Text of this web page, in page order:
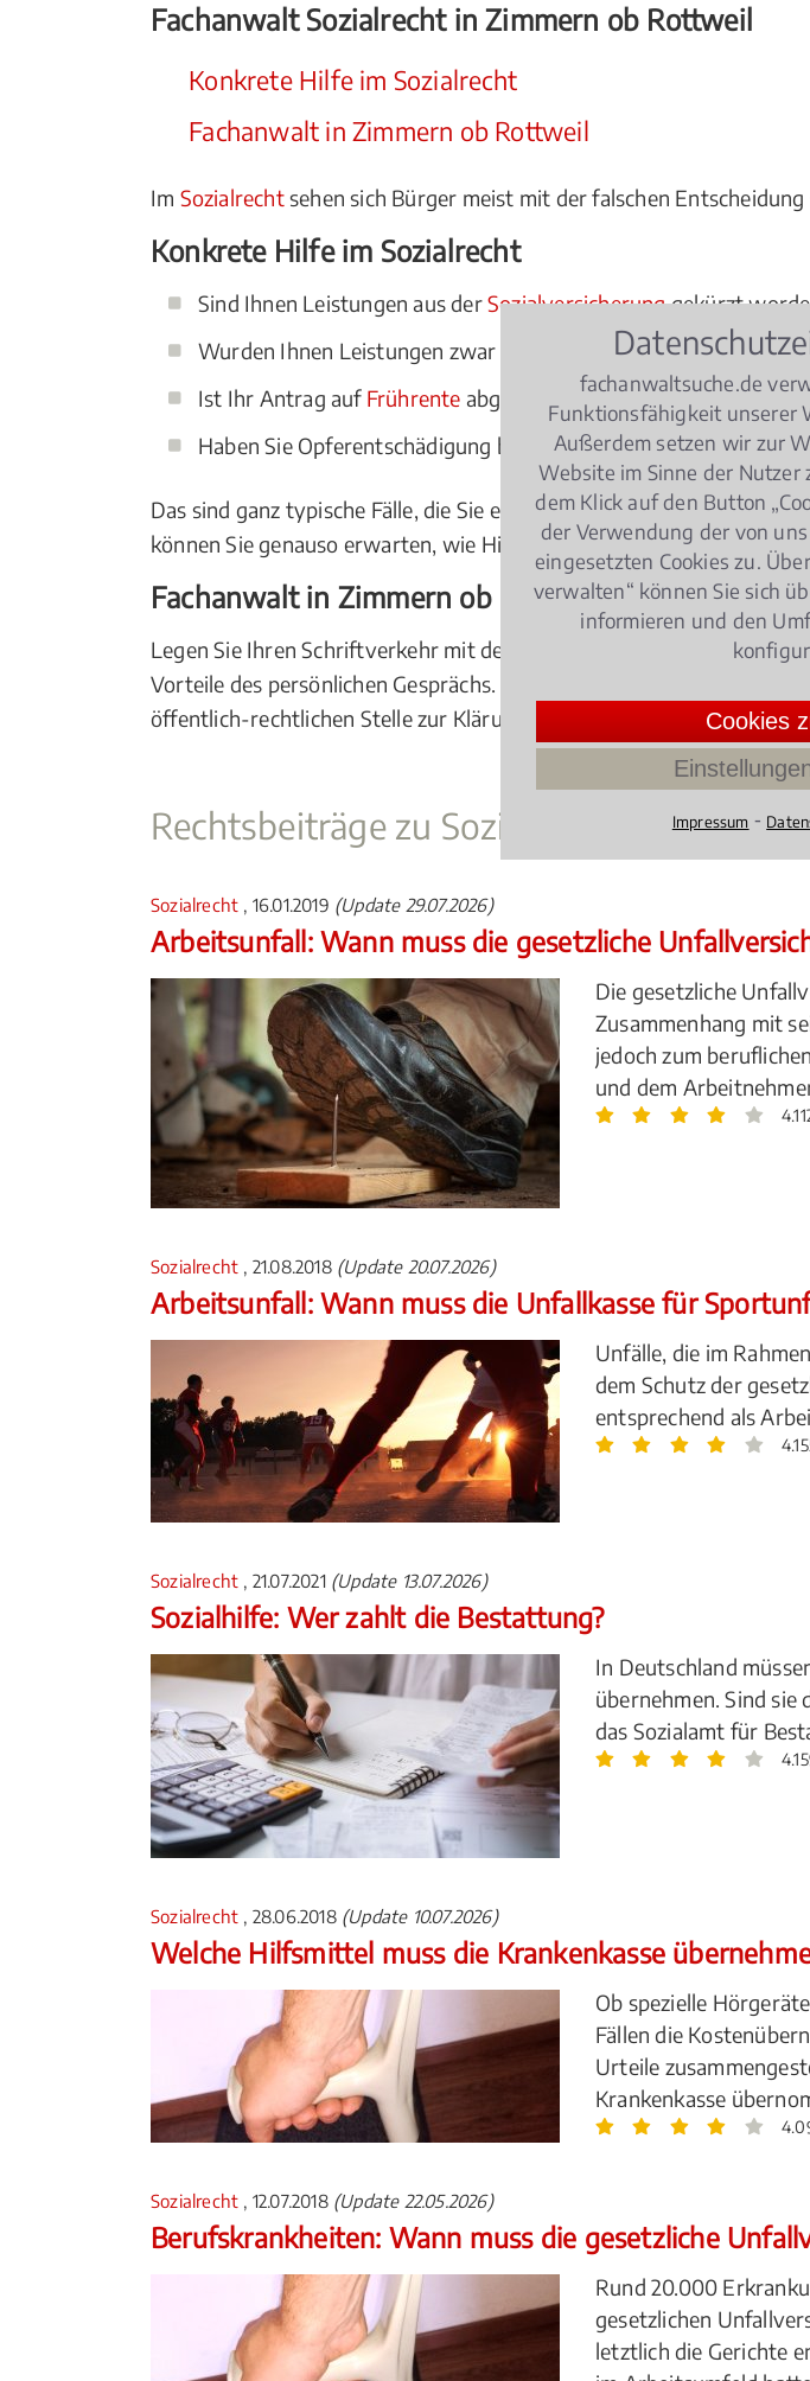
Fachanwalt Sozialrecht in Zimmern ob Rottweil
Konkrete Hilfe im Sozialrecht
Fachanwalt in Zimmern ob Rottweil
Im Sozialrechtsehen sich Bürger meist mit der falschen
Konkrete Hilfe im Sozialrecht
Sind Ihnen Leistungen aus derSozialversicherunggekürzt
Wurden Ihnen Leistungen zwar bewilligt, aber nicht
Ist Ihr Antrag auf Frührente abgelehnt oder die Meldung einer
Haben Sie Opferentschädigung beantragt, die Ihnen nicht
Das sind ganz typische Fälle, die Sie einem Fachanwalt für
können Sie genauso erwarten, wie Hilfe bei der Erstattung der
Fachanwalt in Zimmern ob Rottweil
Legen Sie Ihren Schriftverkehr mit dem Amt möglichst schnell bei
Vorteile des persönlichen Gesprächs. Profitieren Sie von der
öffentlich-rechtlichen Stelle zur Klärung des Sachverhalts vereinbaren
Rechtsbeiträge zu Sozialrecht
Sozialrecht , 16.01.2019 (Update 29.07.2026)
Arbeitsunfall: Wann muss die gesetzliche
Die gesetzliche
Zusammenhang mit
jedoch zum
und dem
Sozialrecht , 21.08.2018 (Update 20.07.2026)
Arbeitsunfall: Wann muss die Unfallkasse für
Unfälle, die im
dem Schutz der
entsprechend als
Sozialrecht , 21.07.2021 (Update 13.07.2026)
Sozialhilfe: Wer zahlt die Bestattung?
In Deutschland
übernehmen. Sind
das Sozialamt für
Sozialrecht , 28.06.2018 (Update 10.07.2026)
Welche Hilfsmittel muss die Krankenkasse
Ob spezielle
Fällen die
Urteile
Krankenkasse
Sozialrecht , 12.07.2018 (Update 22.05.2026)
Berufskrankheiten: Wann muss die gesetzliche
Rund 20.000
gesetzlichen
letztlich die Gerichte
fachanwaltsuche.de
Funktionsfähigkeit unserer
Außerdem setzen wir zur
Website im Sinne der Nutzer
dem Klick auf den Button
der Verwendung der von
eingesetzten Cookies zu.
verwalten“ können Sie sich
informieren und den
Cookies
Impressum ⁃